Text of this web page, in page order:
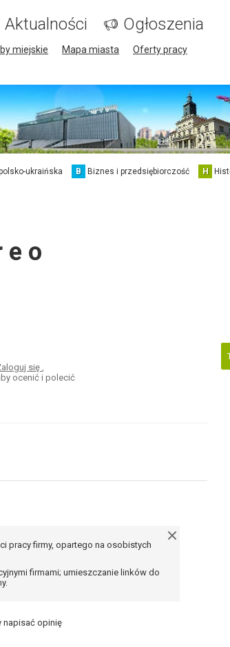
Aktualności Ogłoszenia
miejskie Mapa miasta
Oferty pracy
ukraińska B Biznes i przedsiębiorczość H
e o
się,
ocenić i polecić
pracy firmy, opartego na osobistych
firmami; umieszczanie linków do
napisać opinię